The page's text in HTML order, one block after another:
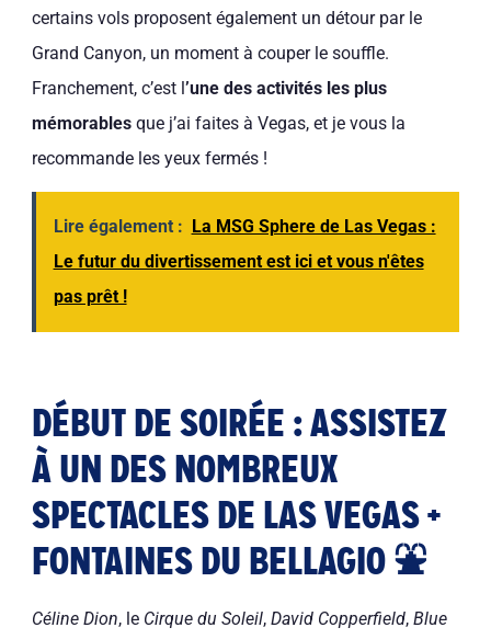
certains vols proposent également un détour par le
Grand Canyon, un moment à couper le souffle.
Franchement, c’est l’une des activités les plus
mémorablesque j’ai faites à Vegas, et je vous la
recommande les yeux fermés !
Lire également : La MSG Sphere de Las Vegas :
Le futur du divertissement est ici et vous n'êtes
pas prêt !
DÉBUT DE SOIRÉE : ASSISTEZ
À UN DES NOMBREUX
SPECTACLES DE LAS VEGAS +
FONTAINES DU BELLAGIO ⛲
Céline Dion, le Cirque du Soleil, David Copperfield, Blue